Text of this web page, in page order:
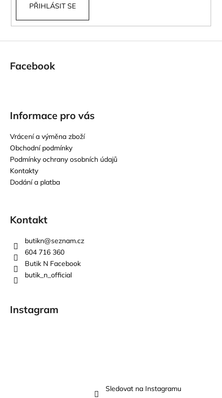
PŘIHLÁSIT SE
Facebook
Informace pro vás
Vrácení a výměna zboží
Obchodní podmínky
Podmínky ochrany osobních údajů
Kontakty
Dodání a platba
Kontakt
butikn@seznam.cz
604 716 360
Butik N Facebook
butik_n_official
Instagram
Sledovat na Instagramu